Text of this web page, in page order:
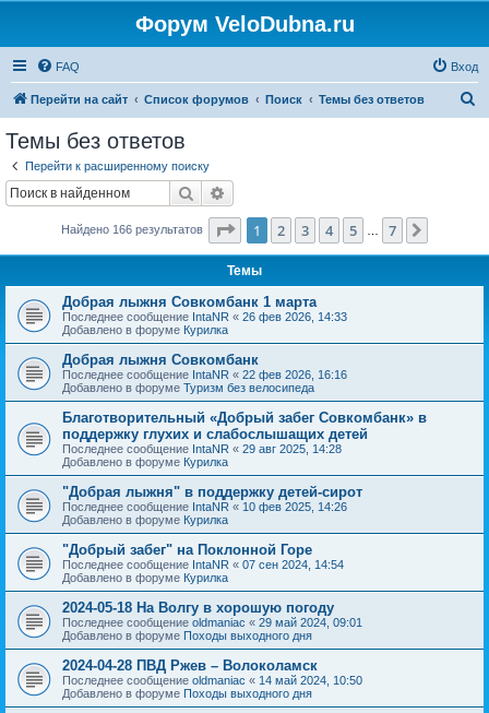
Форум VeloDubna.ru
FAQ Вход
Перейти на сайт Список форумов Поиск Темы без ответов
Темы без ответов
Перейти к расширенному поиску
Поиск
Найдено 166 результатов Страница из
1 2 3 4 5 7
Темы
Добрая лыжня Совкомбанк 1 марта
Последнее сообщение IntaNR « 26 фев 2026, 14:33
Добавлено в форуме Курилка
Добрая лыжня Совкомбанк
Последнее сообщение IntaNR « 22 фев 2026, 16:16
Добавлено в форуме Туризм без велосипеда
Благотворительный «Добрый забег Совкомбанк» в
поддержку глухих и слабослышащих детей
Последнее сообщение IntaNR « 29 авг 2025, 14:28
Добавлено в форуме Курилка
"Добрая лыжня" в поддержку детей-сирот
Последнее сообщение IntaNR « 10 фев 2025, 14:26
Добавлено в форуме Курилка
"Добрый забег" на Поклонной Горе
Последнее сообщение IntaNR « 07 сен 2024, 14:54
Добавлено в форуме Курилка
2024-05-18 На Волгу в хорошую погоду
Последнее сообщение oldmaniac « 29 май 2024, 09:01
Добавлено в форуме Походы выходного дня
2024-04-28 ПВД Ржев – Волоколамск
Последнее сообщение oldmaniac « 14 май 2024, 10:50
Добавлено в форуме Походы выходного дня